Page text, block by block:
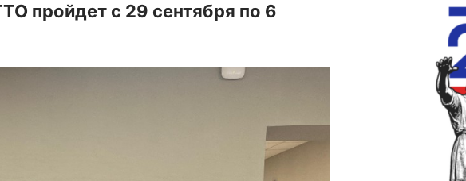
пройдет с 29 сентября по 6